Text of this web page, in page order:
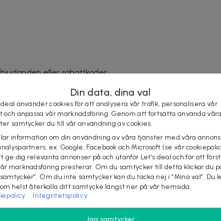
eller rabattkoder
ångerrätt vid bruten plombering.
cylindrars keramisk locktång är ett idealiskt verktyg för
hela dagen.
på 60 sekunder. Digital visning av värmeinställningen:
långt hår, torrt eller oljigt hår, kan du enkelt få ett
gör att crimper- och waver-järnet kan värmas upp inom
vilket gör ditt hår friskare, naturligt och glänsande.
Din data, dina val
deal använder cookies för att analysera vår trafik, personalisera vår
och anpassa vår marknadsföring. Genom att fortsätta använda våra
samtycker du till vår användning av cookies.
information om din användning av våra tjänster med våra
ex. Google, Facebook och Microsoft (se vår
ge dig relevanta annonser på och utanför Let’s deal och för att
marknadsföring presterar. Om du samtycker till detta klickar du
samtycker”. Om du inte samtycker kan du tacka nej i “Mina val”. Du
helst återkalla ditt samtycke längst ner på vår hemsida.
Integritetspolicy
Jag samtycker